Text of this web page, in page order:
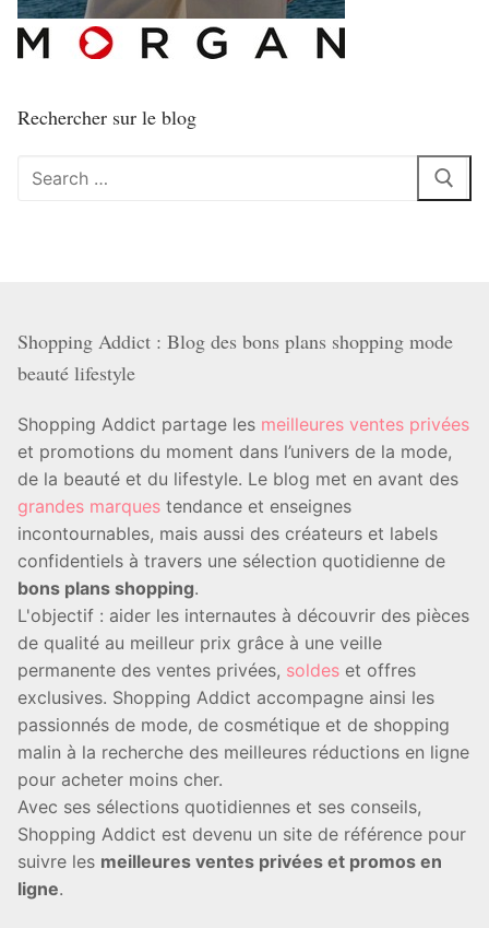
Rechercher sur le blog
Rechercher
Shopping Addict : Blog des bons plans shopping mode
beauté lifestyle
Shopping Addict partage les meilleures ventes privées
et promotions du moment dans l’univers de la mode,
de la beauté et du lifestyle. Le blog met en avant des
grandes marques tendance et enseignes
incontournables, mais aussi des créateurs et labels
confidentiels à travers une sélection quotidienne de
bons plans shopping.
L'objectif : aider les internautes à découvrir des pièces
de qualité au meilleur prix grâce à une veille
permanente des ventes privées, soldes et offres
exclusives. Shopping Addict accompagne ainsi les
passionnés de mode, de cosmétique et de shopping
malin à la recherche des meilleures réductions en ligne
pour acheter moins cher.
Avec ses sélections quotidiennes et ses conseils,
Shopping Addict est devenu un site de référence pour
suivre les meilleures ventes privées et promos en
ligne.